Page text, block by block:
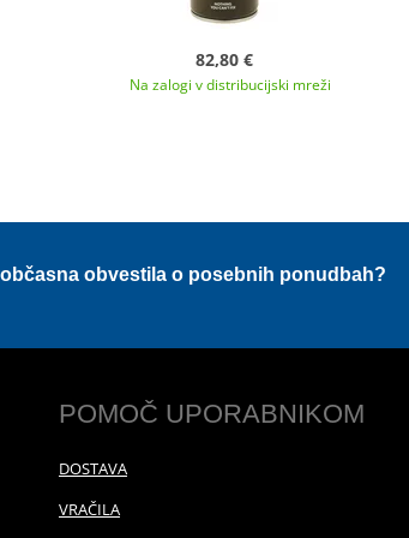
82,80 €
Na zalogi v distribucijski mreži
obvestila o posebnih ponudbah?
POMOČ UPORABNIKOM
DOSTAVA
VRAČILA